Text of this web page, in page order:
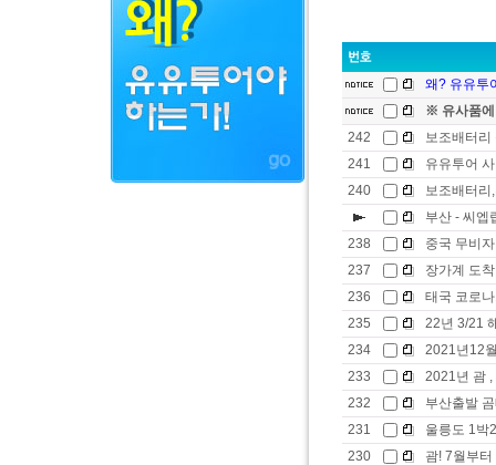
왜? 유유투
※ 유사품에
242
보조배터리
241
유유투어
240
보조배터리
부산 - 씨엡
238
중국 무비
237
장가계 도
236
태국 코로
235
22년 3/21
234
2021년12
233
2021년 괌 ,
232
부산출발
231
울릉도 1박
230
괌! 7월부